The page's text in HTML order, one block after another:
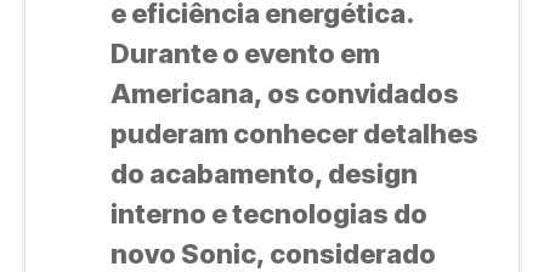
e eficiência energética.
Durante o evento em
Americana, os convidados
puderam conhecer detalhes
do acabamento, design
interno e tecnologias do
novo Sonic, considerado